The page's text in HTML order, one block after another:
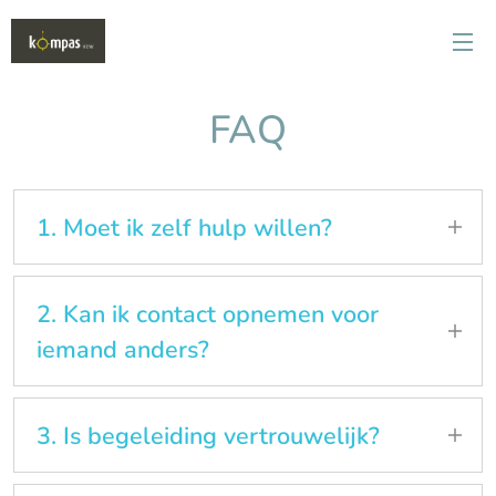
FAQ
1. Moet ik zelf hulp willen?
Nee. Ook wanneer je twijfelt of nog niet klaar
bent voor verandering, kan je contact opnemen
voor een gesprek of advies.
2. Kan ik contact opnemen voor
iemand anders?
Ja. Ook ouders, partners, familieleden, scholen of
andere betrokkenen kunnen bij Kompas terecht
voor informatie of ondersteuning.
3. Is begeleiding vertrouwelijk?
Ja. Gesprekken en begeleiding verlopen